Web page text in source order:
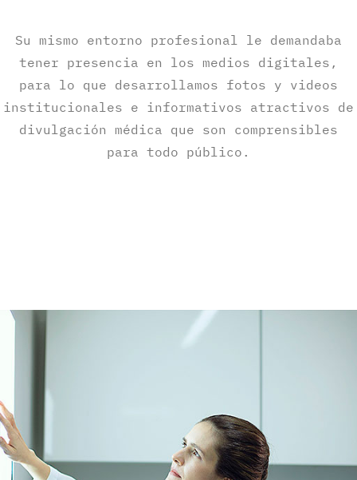
Su mismo entorno profesional le demandaba
tener presencia en los medios digitales,
para lo que desarrollamos fotos y videos
institucionales e informativos atractivos de
divulgación médica que son comprensibles
para todo público.